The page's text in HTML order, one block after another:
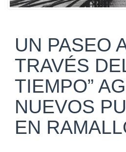
UN PASEO
TRAVÉS
TIEMPO”
NUEVOS
EN